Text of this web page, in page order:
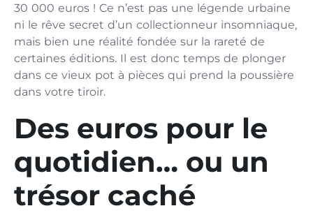
30 000 euros ! Ce n’est pas une légende urbaine
ni le rêve secret d’un collectionneur insomniaque,
mais bien une réalité fondée sur la rareté de
certaines éditions. Il est donc temps de plonger
dans ce vieux pot à pièces qui prend la poussière
dans votre tiroir.
Des euros pour le
quotidien… ou un
trésor caché